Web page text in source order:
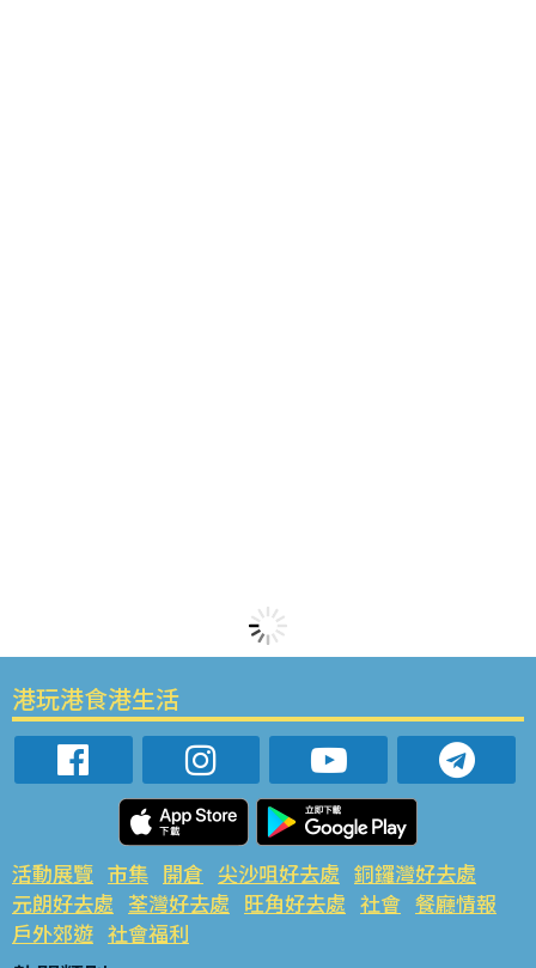
港玩港食港生活
活動展覽 市集 開倉 尖沙咀好去處 銅鑼灣好去處
元朗好去處 荃灣好去處 旺角好去處 社會 餐廳情報
戶外郊遊 社會福利